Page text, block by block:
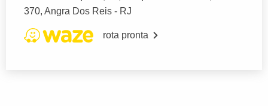
370, Angra Dos Reis - RJ
rota pronta